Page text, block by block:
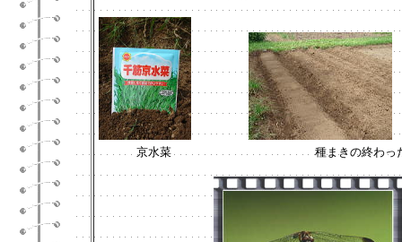
京水菜 種まきの終わっ